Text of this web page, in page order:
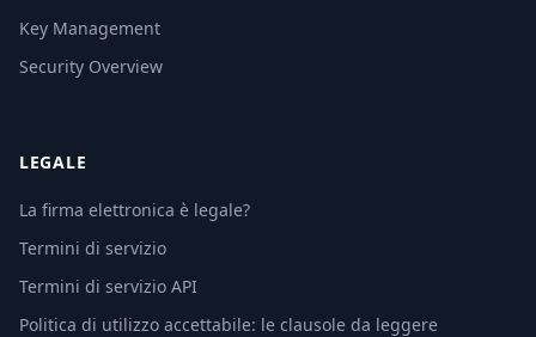
Key Management
Security Overview
LEGALE
La firma elettronica è legale?
Termini di servizio
Termini di servizio API
Politica di utilizzo accettabile: le clausole da leggere